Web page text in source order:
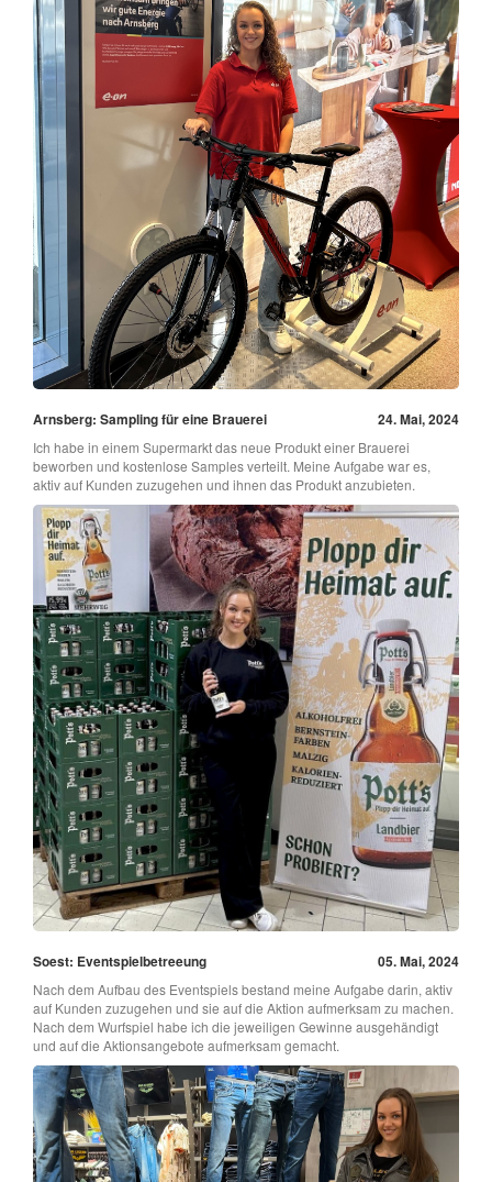
Arnsberg: Sampling für eine Brauerei 24. Mai, 2024
Ich habe in einem Supermarkt das neue Produkt einer Brauerei
beworben und kostenlose Samples verteilt. Meine Aufgabe war es,
aktiv auf Kunden zuzugehen und ihnen das Produkt anzubieten.
Soest: Eventspielbetreeung 05. Mai, 2024
Nach dem Aufbau des Eventspiels bestand meine Aufgabe darin, aktiv
auf Kunden zuzugehen und sie auf die Aktion aufmerksam zu machen.
Nach dem Wurfspiel habe ich die jeweiligen Gewinne ausgehändigt
und auf die Aktionsangebote aufmerksam gemacht.